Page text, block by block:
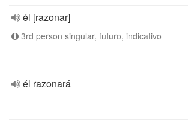
él [razonar]
3rd person singular, futuro, indicativo
él razonará